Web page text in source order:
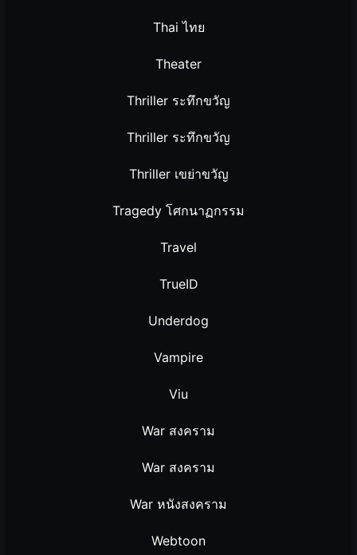
Thai ไทย
Theater
Thriller ระทึกขวัญ
Thriller ระทึกขวัญ
Thriller เขย่าขวัญ
Tragedy โศกนาฏกรรม
Travel
TrueID
Underdog
Vampire
Viu
War สงคราม
War สงคราม
War หนังสงคราม
Webtoon